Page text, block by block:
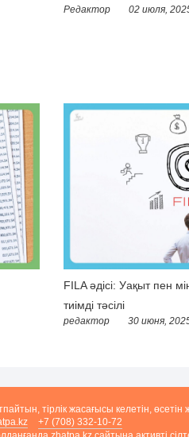
Редактор 02 июля,
FILA әдісі: Уақыт пен
тиімді тәсілі
редактор 30 июня,
тірлік жасағысы келетін,
+7 (708) 332-10-72